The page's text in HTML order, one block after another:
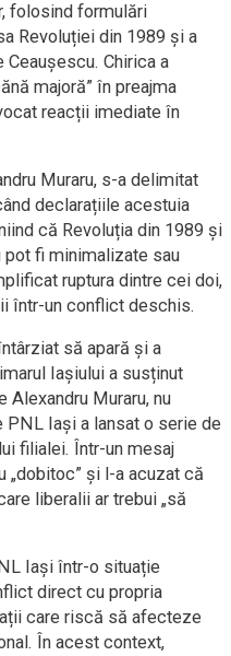
folosind formulări
Revoluției din 1989 și a
Chirica a
majoră” în preajma
reacții imediate în
Muraru, s-a delimitat
declarațiile acestuia
că Revoluția din 1989 și
pot fi minimalizate sau
ruptura dintre cei doi,
într-un conflict deschis.
să apară și a
Iașiului a susținut
Alexandru Muraru, nu
PNL Iași a lansat o serie de
filialei. Într-un mesaj
„dobitoc” și l-a acuzat că
liberalii ar trebui „să
Iași într-o situație
direct cu propria
care riscă să afecteze
În acest context,